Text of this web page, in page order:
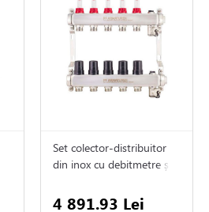
Set colector-distribuitor
din inox cu debitmetre și
3/4"M (9)
4 891.93 Lei